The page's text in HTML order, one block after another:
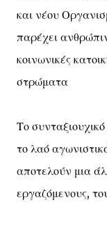
και νέου
παρέχει
κοινωνικές
στρώματα
Το
το λαό
αποτελούν μια
εργαζόμενους,